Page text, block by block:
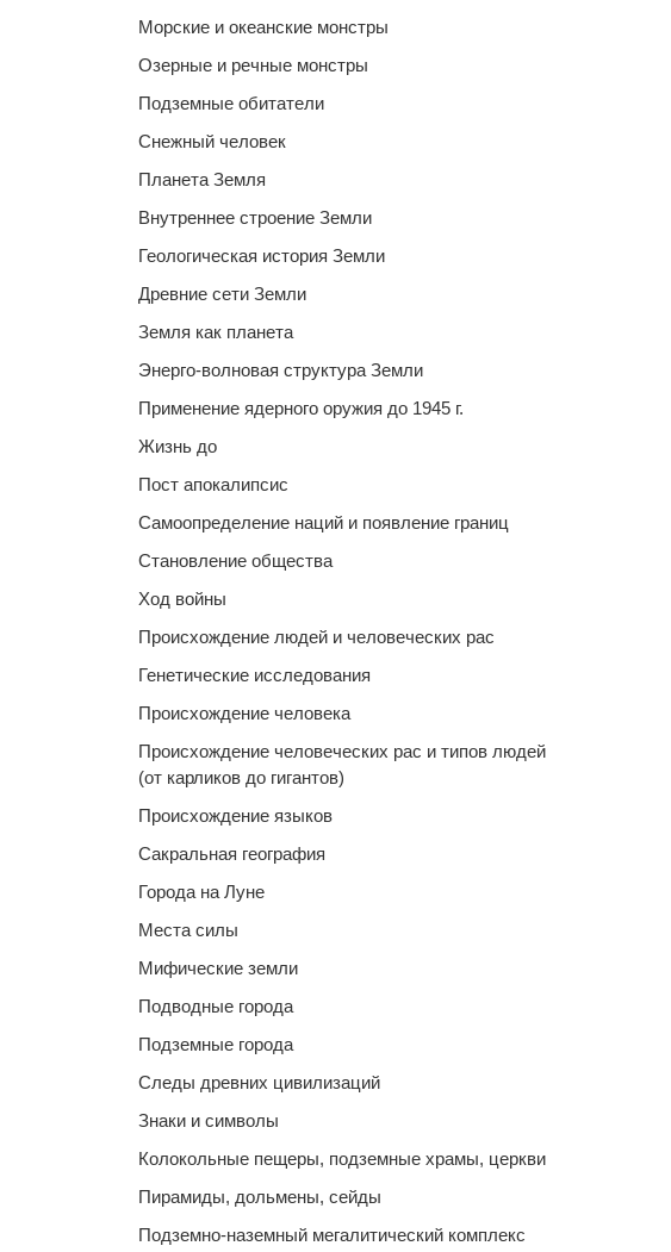
Морские и океанские монстры
Озерные и речные монстры
Подземные обитатели
Снежный человек
Планета Земля
Внутреннее строение Земли
Геологическая история Земли
Древние сети Земли
Земля как планета
Энерго-волновая структура Земли
Применение ядерного оружия до 1945 г.
Жизнь до
Пост апокалипсис
Самоопределение наций и появление границ
Становление общества
Ход войны
Происхождение людей и человеческих рас
Генетические исследования
Происхождение человека
Происхождение человеческих рас и типов людей
(от карликов до гигантов)
Происхождение языков
Сакральная география
Города на Луне
Места силы
Мифические земли
Подводные города
Подземные города
Следы древних цивилизаций
Знаки и символы
Колокольные пещеры, подземные храмы, церкви
Пирамиды, дольмены, сейды
Подземно-наземный мегалитический комплекс